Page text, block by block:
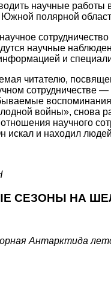
научные работы
полярной
научные
и
читателю,
сотрудничестве
воспоминания
войны», снова
научного
искал и находил
СЕЗОНЫ НА
Антарктида